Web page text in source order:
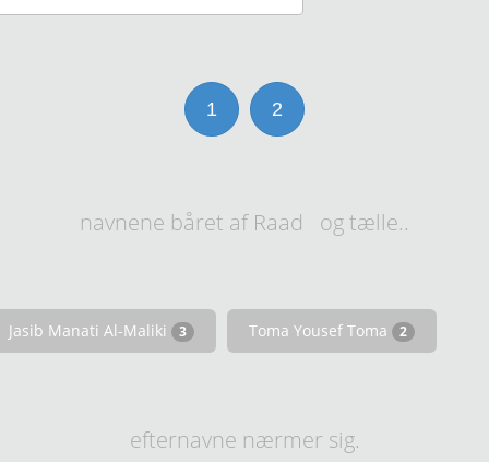
1 2
navnene båret af Raad og tælle..
Jasib Manati Al-Maliki 3 Toma Yousef Toma 2
efternavne nærmer sig.